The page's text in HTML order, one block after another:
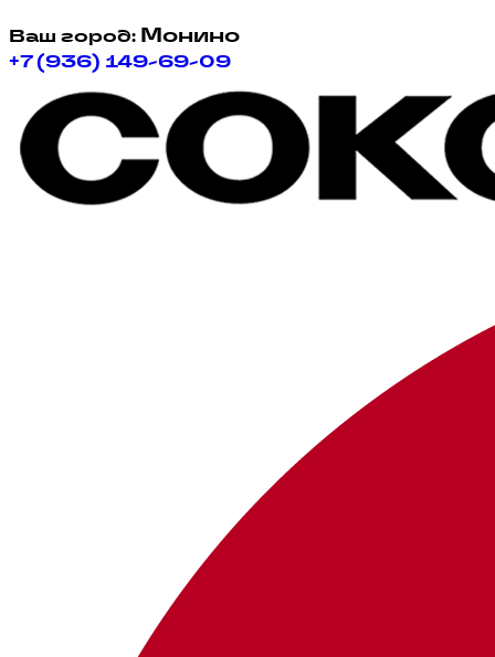
Ваш город: Монино
+7 (936) 149-69-09